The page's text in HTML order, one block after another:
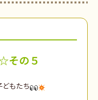
その５
もたち